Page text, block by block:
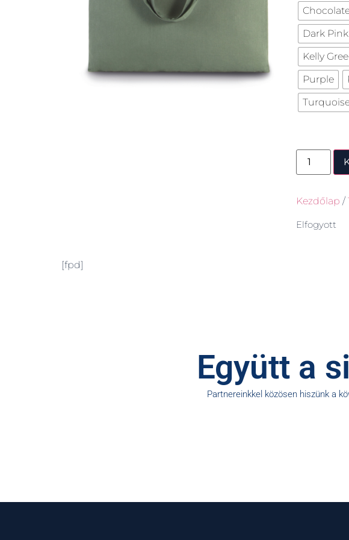
Dark Pink
Kelly
Purple
Kezdőlap /
Elfogyott
[fpd]
Együtt a
Partnereinkkel közösen hiszünk a